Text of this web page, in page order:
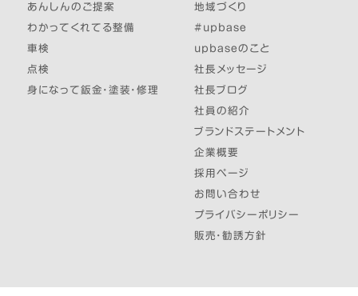
あんしんのご提案
わかってくれてる整備
車検
点検
身になって鈑金・塗装・修理
地域づくり
#upbase
upbaseのこと
社長メッセージ
社長ブログ
社員の紹介
ブランドステートメント
企業概要
採用ページ
お問い合わせ
プライバシーポリシー
販売・勧誘方針